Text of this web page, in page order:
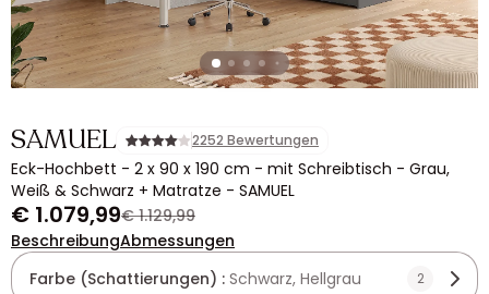
SAMUEL 2252 Bewertungen
Eck-Hochbett - 2 x 90 x 190 cm - mit Schreibtisch - Grau,
Weiß & Schwarz + Matratze - SAMUEL
€ 1.079,99€ 1.129,99
BeschreibungAbmessungen
Farbe (Schattierungen) : Schwarz, Hellgrau 2